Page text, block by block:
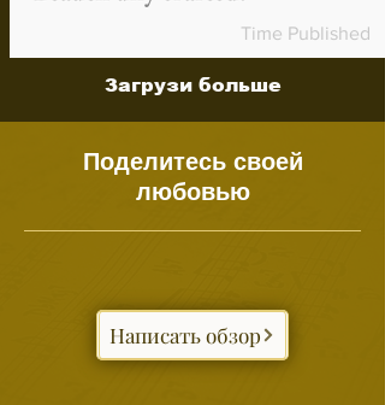
Time Published
Загрузи больше
Поделитесь своей
любовью
Написать обзор